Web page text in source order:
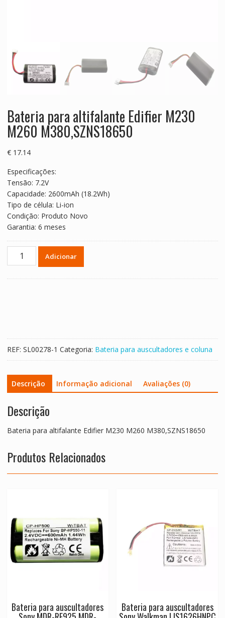
Bateria para altifalante Edifier M230
M260 M380,SZNS18650
€17.14
Especificações:
Tensão: 7.2V
Capacidade: 2600mAh (18.2Wh)
Tipo de célula: Li-ion
Condição: Produto Novo
Garantia: 6 meses
Quantidade
M380,SZNS18650
Adicionar
REF: SL00278-1 Categoria: Bateria para auscultadores e coluna
Descrição Informação adicional Avaliações (0)
Descrição
Bateria para altifalante Edifier M230 M260 M380,SZNS18650
Produtos Relacionados
Bateria para auscultadores Bateria para auscultadores